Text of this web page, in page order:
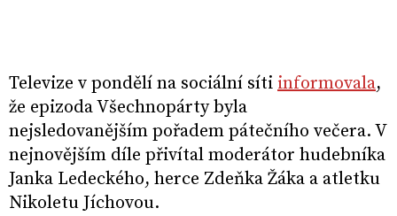
Televize v pondělí na sociální síti informovala,
že epizoda Všechnopárty byla
nejsledovanějším pořadem pátečního večera. V
nejnovějším díle přivítal moderátor hudebníka
Janka Ledeckého, herce Zdeňka Žáka a atletku
Nikoletu Jíchovou.